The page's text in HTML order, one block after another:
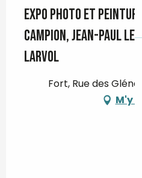
Expo photo et
Campion, Jean-Paul
Larvol
Fort, Rue des
M'y